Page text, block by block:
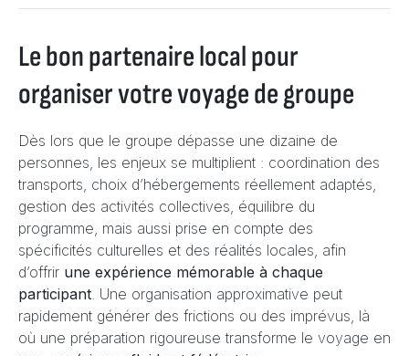
Le bon partenaire local pour
organiser votre voyage de groupe
Dès lors que le groupe dépasse une dizaine de
personnes, les enjeux se multiplient : coordination des
transports, choix d’hébergements réellement adaptés,
gestion des activités collectives, équilibre du
programme, mais aussi prise en compte des
spécificités culturelles et des réalités locales, afin
d’offrir une expérience mémorable à chaque
participant . Une organisation approximative peut
rapidement générer des frictions ou des imprévus, là
où une préparation rigoureuse transforme le voyage en